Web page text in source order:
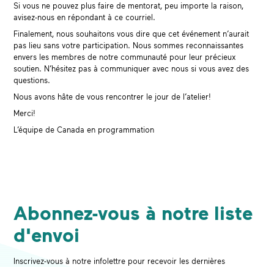
Si vous ne pouvez plus faire de mentorat, peu importe la raison,
avisez-nous en répondant à ce courriel.
Finalement, nous souhaitons vous dire que cet événement n’aurait
pas lieu sans votre participation. Nous sommes reconnaissantes
envers les membres de notre communauté pour leur précieux
soutien. N’hésitez pas à communiquer avec nous si vous avez des
questions.
Nous avons hâte de vous rencontrer le jour de l’atelier!
Merci!
L’équipe de Canada en programmation
Abonnez-vous à notre liste
d'envoi
Inscrivez-vous à notre infolettre pour recevoir les dernières